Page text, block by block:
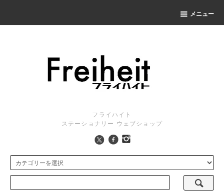
メニュー
フライハイト
ステーショナリー ウェブショップ